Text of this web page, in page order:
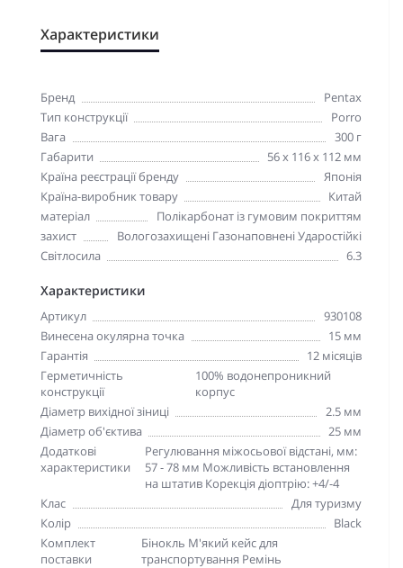
Характеристики
Бренд
Pentax
Тип конструкції
Porro
Вага
300 г
Габарити
56 x 116 x 112 мм
Країна реєстрації бренду
Японія
Країна-виробник товару
Китай
матеріал
Полікарбонат із гумовим покриттям
захист
Вологозахищені Газонаповнені Ударостійкі
Світлосила
6.3
Характеристики
Артикул
930108
Винесена окулярна точка
15 мм
Гарантія
12 місяців
Герметичність
конструкції
100% водонепроникний
корпус
Діаметр вихідної зіниці
2.5 мм
Діаметр об'єктива
25 мм
Додаткові
характеристики
Регулювання міжосьової відстані, мм:
57 - 78 мм Можливість встановлення
на штатив Корекція діоптрію: +4/-4
Клас
Для туризму
Колір
Black
Комплект
поставки
Бінокль М'який кейс для
транспортування Ремінь